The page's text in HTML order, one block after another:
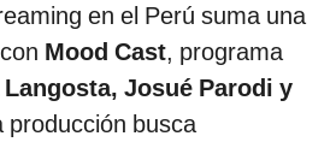
en el Perú suma una
Mood Cast, programa
Langosta, Josué Parodi y
producción busca